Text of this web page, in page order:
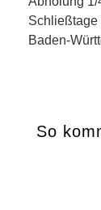
Schließtage
Baden-
So